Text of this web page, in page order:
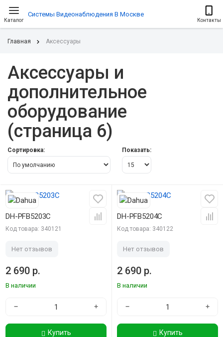
Каталог
Системы Видеонаблюдения В Москве
Контакты
Главная Аксессуары
Аксессуары и
дополнительное
оборудование
(страница 6)
Сортировка: Показать:
DH-PFB5203C
Код товара: 340121
Нет отзывов
2 690 р.
В наличии
− +
Купить
DH-PFB5204C
Код товара: 340122
Нет отзывов
2 690 р.
В наличии
− +
Купить